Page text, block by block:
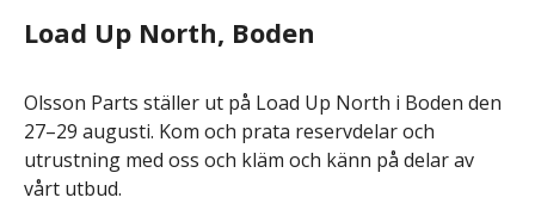
Load Up North, Boden
Olsson Parts ställer ut på Load Up North i Boden den
27–29 augusti. Kom och prata reservdelar och
utrustning med oss och kläm och känn på delar av
vårt utbud.